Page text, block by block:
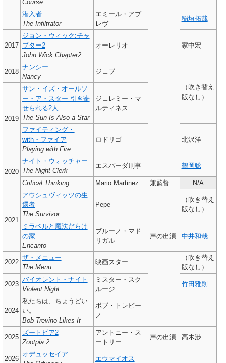
Course
潜入者
The Infiltrator
エミール・アブ
レヴ
稲垣拓哉
2017
ジョン・ウィック:チャ
プター2
John Wick:Chapter2
オーレリオ 家中宏
2018
ナンシー
Nancy
ジェブ
（吹き替え
版なし）
2019
サン・イズ・オールソ
ー・ア・スター 引き寄
せられる2人
The Sun Is Also a Star
ジェレミー・マ
ルティネス
ファイティング・
with・ファイア
Playing with Fire
ロドリゴ 北沢洋
2020
ナイト・ウォッチャー
The Night Clerk
エスパーダ刑事 鶴岡聡
Critical Thinking Mario Martinez 兼監督 N/A
2021
アウシュヴィッツの生
還者
The Survivor
Pepe
（吹き替え
版なし）
ミラベルと魔法だらけ
の家
Encanto
ブルーノ・マド
リガル
声の出演 中井和哉
2022
ザ・メニュー
The Menu
映画スター
（吹き替え
版なし）
2023
バイオレント・ナイト
Violent Night
ミスター・スク
ルージ
竹田雅則
2024
私たちは、ちょうどい
い。
Bob Trevino Likes It
ボブ・トレビー
ノ
2025
ズートピア2
Zootpia 2
アントニー・ス
ートリー
声の出演 高木渉
2026
オデュッセイア
エウマイオス